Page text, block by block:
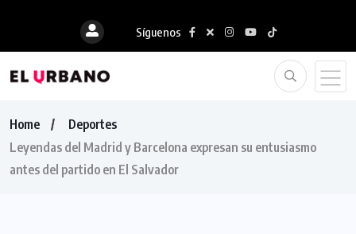
Síguenos
Home
Deportes
Leyendas del Madrid y Barcelona expresan su entusiasmo
antes del partido en El Salvador